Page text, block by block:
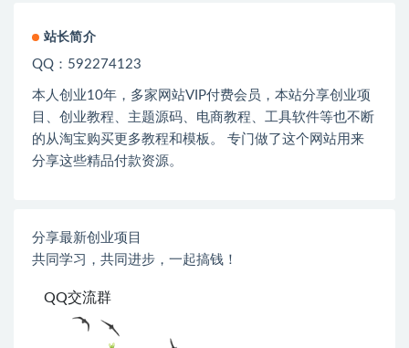
站长简介
QQ：592274123
本人创业10年，多家网站VIP付费会员，本站分享创业项
目、创业教程、主题源码、电商教程、工具软件等也不断
的从淘宝购买更多教程和模板。 专门做了这个网站用来
分享这些精品付款资源。
分享最新创业项目
共同学习，共同进步，一起搞钱！
QQ交流群